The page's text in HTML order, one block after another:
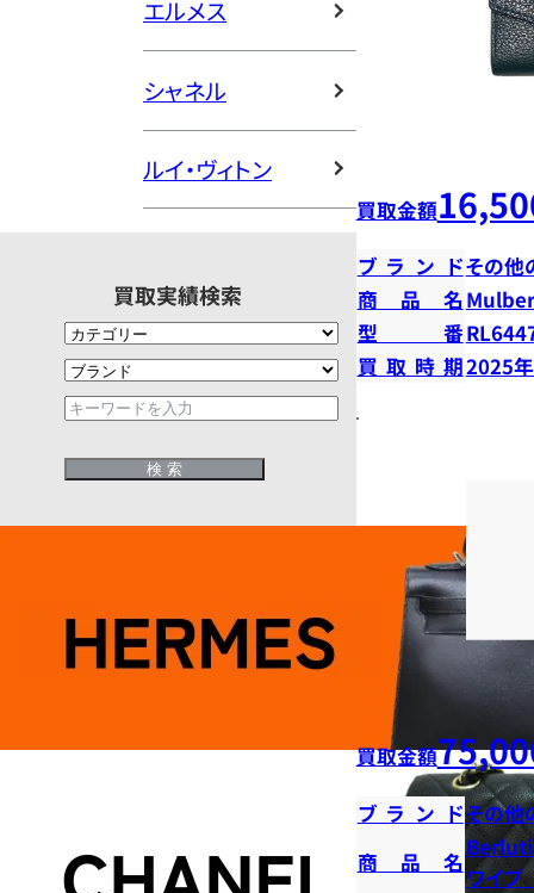
エルメス
シャネル
ルイ・ヴィトン
買取実績検索
買取金額
ブランドその他
商品名
型番
買取時期2025
買取金額
ブランドその他
商品名
Berluti
ワイ